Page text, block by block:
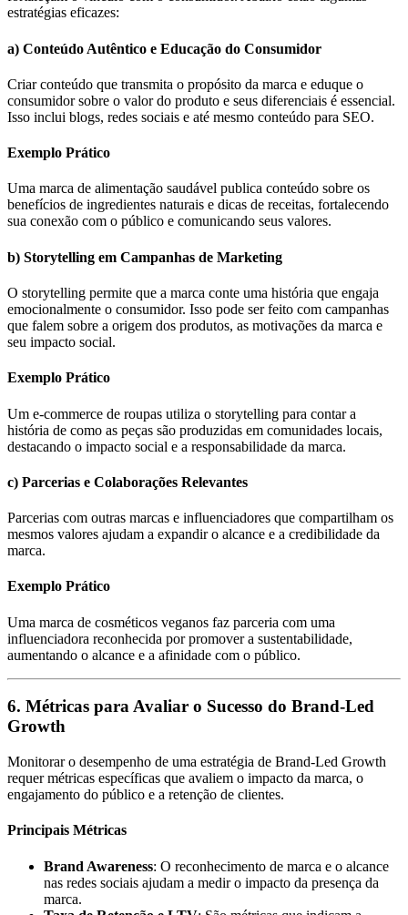
estratégias eficazes:
a) Conteúdo Autêntico e Educação do Consumidor
Criar conteúdo que transmita o propósito da marca e eduque o
consumidor sobre o valor do produto e seus diferenciais é essencial.
Isso inclui blogs, redes sociais e até mesmo conteúdo para SEO.
Exemplo Prático
Uma marca de alimentação saudável publica conteúdo sobre os
benefícios de ingredientes naturais e dicas de receitas, fortalecendo
sua conexão com o público e comunicando seus valores.
b) Storytelling em Campanhas de Marketing
O storytelling permite que a marca conte uma história que engaja
emocionalmente o consumidor. Isso pode ser feito com campanhas
que falem sobre a origem dos produtos, as motivações da marca e
seu impacto social.
Exemplo Prático
Um e-commerce de roupas utiliza o storytelling para contar a
história de como as peças são produzidas em comunidades locais,
destacando o impacto social e a responsabilidade da marca.
c) Parcerias e Colaborações Relevantes
Parcerias com outras marcas e influenciadores que compartilham os
mesmos valores ajudam a expandir o alcance e a credibilidade da
marca.
Exemplo Prático
Uma marca de cosméticos veganos faz parceria com uma
influenciadora reconhecida por promover a sustentabilidade,
aumentando o alcance e a afinidade com o público.
6. Métricas para Avaliar o Sucesso do Brand-Led
Growth
Monitorar o desempenho de uma estratégia de Brand-Led Growth
requer métricas específicas que avaliem o impacto da marca, o
engajamento do público e a retenção de clientes.
Principais Métricas
Brand Awareness: O reconhecimento de marca e o alcance
nas redes sociais ajudam a medir o impacto da presença da
marca.